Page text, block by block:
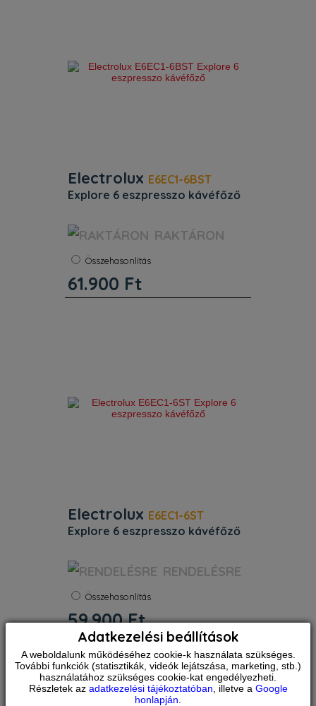
Electrolux E6EC1-6BST
explore 6 eszpresszo kávéfőző
Szín: Fekete
rozsdamentes acél. Víztartály
kapacitás (l) 1. Teljesítmény (W)
1250–1450. Kábelhossz (m) 0.8.
Termékjellemzők. Élje át a barista
RAKTÁRON
Összehasonlítás
61.900 Ft
Electrolux E6EC1-6ST
explore 6 eszpresszo kávéfőző
Szín: Nemesacél
szín rozsdamentes acél. Víztartály
kapacitás (l) 1. Teljesítmény (W)
1250–1450. Kábelhossz (m) 0.8.
Termékjellemzők. Élje át a barista
kávéitalok
RENDELÉSRE
Összehasonlítás
59.900 Ft
Adatkezelési beállítások
A weboldalunk működéséhez cookie-k használata szükséges.
További funkciók (statisztikák, videók lejátszása, marketing, stb.)
használatához szükséges cookie-kat engedélyezheti.
Részletek az adatkezelési tájékoztatóban , illetve a Google
honlapján